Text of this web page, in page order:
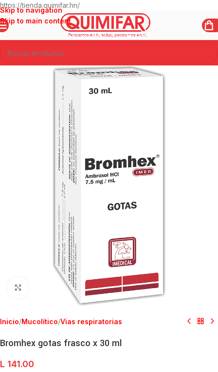
https://tienda.quimifar.hn/
Skip to navigation
Skip to main content
Clic para ampliar
Inicio/Mucolítico/Vias respiratorias
Bromhex gotas frasco x 30 ml
L 141.00